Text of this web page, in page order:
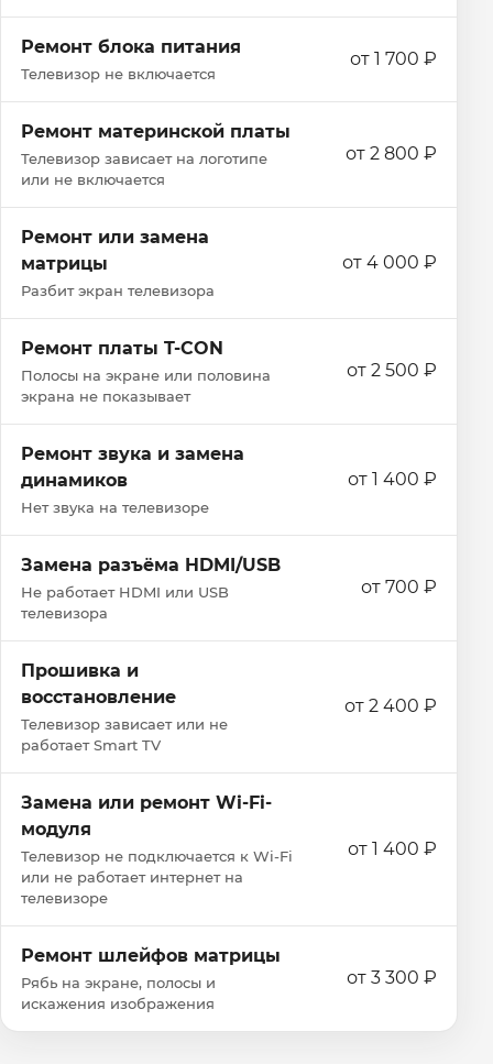
Ремонт блока питания
Телевизор не включается
от 1 700 ₽
Ремонт материнской платы
Телевизор зависает на логотипе
или не включается
от 2 800 ₽
Ремонт или замена
матрицы
Разбит экран телевизора
от 4 000 ₽
Ремонт платы T-CON
Полосы на экране или половина
экрана не показывает
от 2 500 ₽
Ремонт звука и замена
динамиков
Нет звука на телевизоре
от 1 400 ₽
Замена разъёма HDMI/USB
Не работает HDMI или USB
телевизора
от 700 ₽
Прошивка и
восстановление
Телевизор зависает или не
работает Smart TV
от 2 400 ₽
Замена или ремонт Wi‑Fi-
модуля
Телевизор не подключается к Wi‑Fi
или не работает интернет на
телевизоре
от 1 400 ₽
Ремонт шлейфов матрицы
Рябь на экране, полосы и
искажения изображения
от 3 300 ₽